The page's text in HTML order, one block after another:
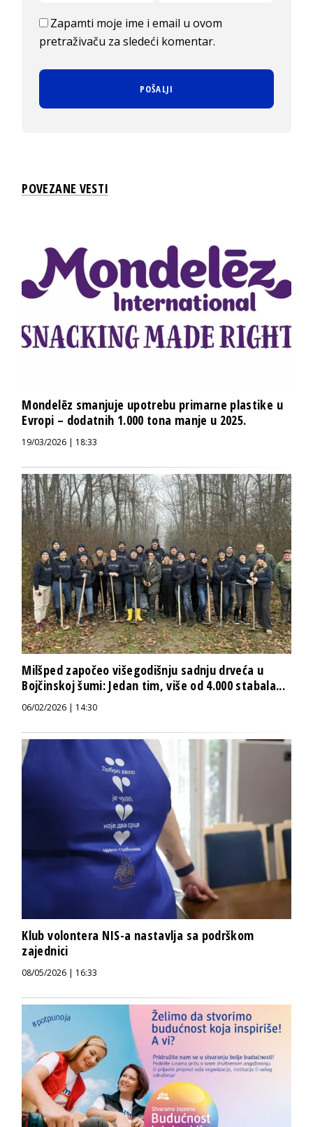
Zapamti moje ime i email u ovom
pretraživaču za sledeći komentar.
POVEZANE VESTI
Mondelēz smanjuje upotrebu primarne plastike u
Evropi – dodatnih 1.000 tona manje u 2025.
19/03/2026 | 18:33
Milšped započeo višegodišnju sadnju drveća u
Bojčinskoj šumi: Jedan tim, više od 4.000 stabala...
06/02/2026 | 14:30
Klub volontera NIS-a nastavlja sa podrškom
zajednici
08/05/2026 | 16:33